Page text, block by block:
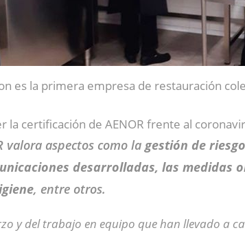
es la primera empresa de restauración
la certificación de AENOR frente al
valora aspectos como la gestión de
desarrolladas, las medidas
, entre otros.
y del trabajo en equipo que han llevado a